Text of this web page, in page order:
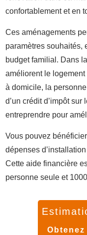
confortablement et en
Ces aménagements
paramètres souhaités,
budget familial. Dans
améliorent le
à domicile, la
d’un crédit d’impôt
entreprendre pour
Vous pouvez
dépenses
Cette aide financière
personne seule et